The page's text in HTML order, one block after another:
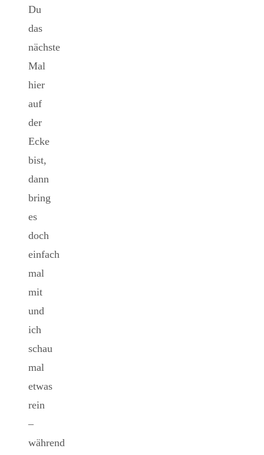
Du
das
nächste
Mal
hier
auf
der
Ecke
bist,
dann
bring
es
doch
einfach
mal
mit
und
ich
schau
mal
etwas
rein
–
während